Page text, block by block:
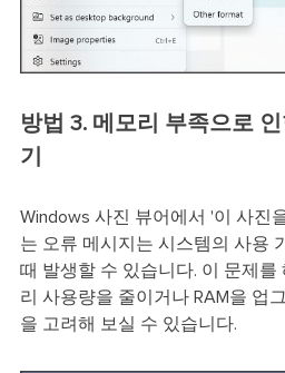
방법 3. 메모리 부족으로
기
Windows 사진 뷰어에서 '이 사진
는 오류 메시지는 시스템의 사용
때 발생할 수 있습니다. 이 문제를
리 사용량을 줄이거나 RAM을 업
을 고려해 보실 수 있습니다.